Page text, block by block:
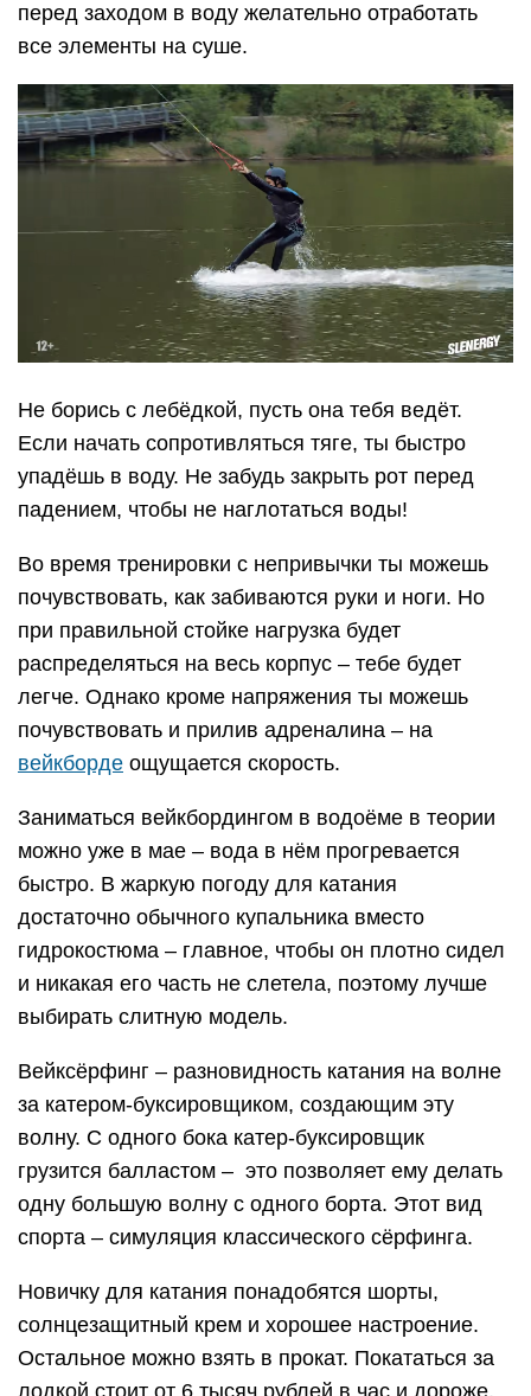
перед заходом в воду желательно отработать
все элементы на суше.
Не борись с лебёдкой, пусть она тебя ведёт.
Если начать сопротивляться тяге, ты быстро
упадёшь в воду. Не забудь закрыть рот перед
падением, чтобы не наглотаться воды!
Во время тренировки с непривычки ты можешь
почувствовать, как забиваются руки и ноги. Но
при правильной стойке нагрузка будет
распределяться на весь корпус – тебе будет
легче. Однако кроме напряжения ты можешь
почувствовать и прилив адреналина – на
вейкборде ощущается скорость.
Заниматься вейкбордингом в водоёме в теории
можно уже в мае – вода в нём прогревается
быстро. В жаркую погоду для катания
достаточно обычного купальника вместо
гидрокостюма – главное, чтобы он плотно сидел
и никакая его часть не слетела, поэтому лучше
выбирать слитную модель.
Вейксёрфинг – разновидность катания на волне
за катером-буксировщиком, создающим эту
волну. С одного бока катер-буксировщик
грузится балластом – это позволяет ему делать
одну большую волну с одного борта. Этот вид
спорта – симуляция классического сёрфинга.
Новичку для катания понадобятся шорты,
солнцезащитный крем и хорошее настроение.
Остальное можно взять в прокат. Покататься за